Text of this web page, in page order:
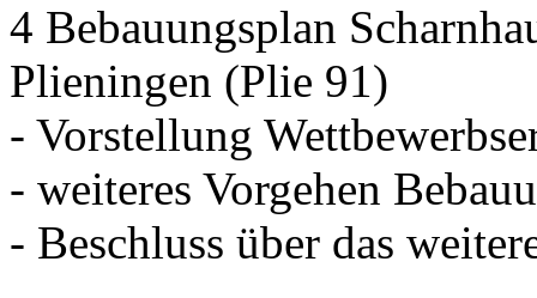
4 Bebauungsplan
Plieningen (Plie 91)
- Vorstellung
- weiteres Vorgehen
- Beschluss über das